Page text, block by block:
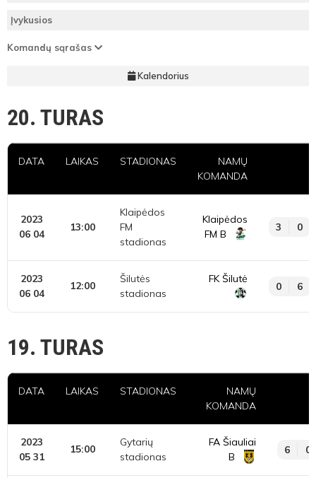
Įvykusios
Komandų sąrašas
Kalendorius
20. TURAS
DATA LAIKAS STADIONAS
NAMŲ
KOMANDA
2023
06 04
13:00
Klaipėdos
FM
stadionas
Klaipėdos
FM B
3 0
2023
06 04
12:00
Šilutės
stadionas
FK Šilutė
0 6
19. TURAS
DATA LAIKAS STADIONAS
NAMŲ
KOMANDA
2023
05 31
15:00
Gytarių
stadionas
FA Šiauliai
B
6 0